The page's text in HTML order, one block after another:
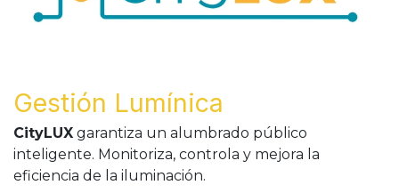
Gestión Lumínica
CityLUX garantiza un alumbrado público
inteligente. Monitoriza, controla y mejora la
eficiencia de la iluminación.